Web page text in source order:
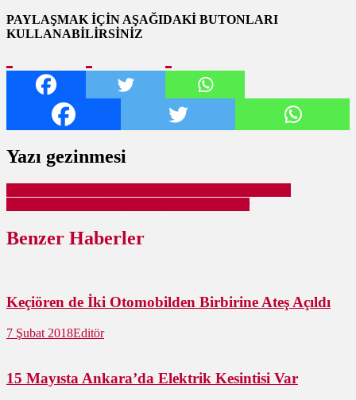
PAYLAŞMAK İÇİN AŞAĞIDAKİ BUTONLARI
KULLANABİLİRSİNİZ
Yazı gezinmesi
Benzer Haberler
Keçiören de İki Otomobilden Birbirine Ateş Açıldı
7 Şubat 2018Editör
15 Mayısta Ankara’da Elektrik Kesintisi Var